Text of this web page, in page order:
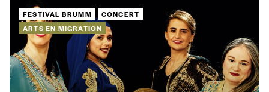
FESTIVAL BRUMM
CONCERT
ARTS EN MIGRATION